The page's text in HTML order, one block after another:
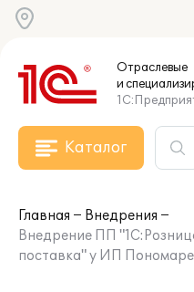
Отраслевые
и
Каталог
Главная
Внедрения
Внедрение ПП
поставка" у ИП